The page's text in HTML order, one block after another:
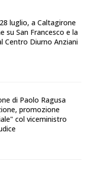
luglio, a Caltagirone
su San Francesco e la
Centro Diurno Anziani
di Paolo Ragusa
promozione
col viceministro